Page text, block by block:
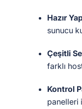
Hazır
sunucu
Çeşitli
farklı
Kontrol
panelleri